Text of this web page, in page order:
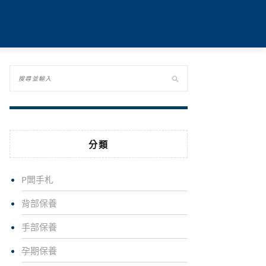
分類
P闆手札
背部保養
手部保養
孕期保養